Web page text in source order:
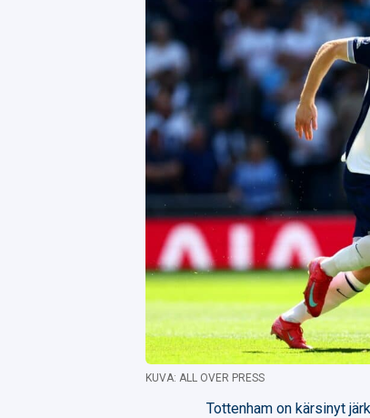
KUVA: ALL OVER PRESS
Tottenham on kärsinyt